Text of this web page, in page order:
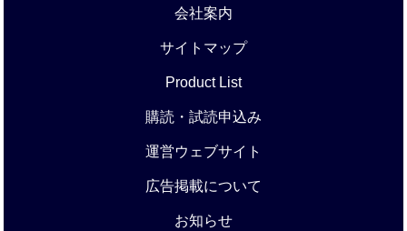
会社案内
サイトマップ
Product List
購読・試読申込み
運営ウェブサイト
広告掲載について
お知らせ